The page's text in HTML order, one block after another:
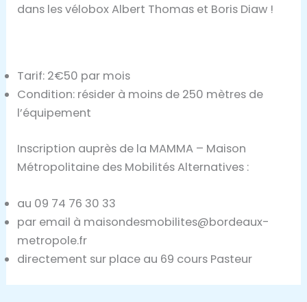
dans les vélobox Albert Thomas et Boris Diaw !
Tarif: 2€50 par mois
Condition: résider à moins de 250 mètres de
l’équipement
Inscription auprès de la MAMMA – Maison
Métropolitaine des Mobilités Alternatives :
au 09 74 76 30 33
par email à maisondesmobilites@bordeaux-
metropole.fr
directement sur place au 69 cours Pasteur